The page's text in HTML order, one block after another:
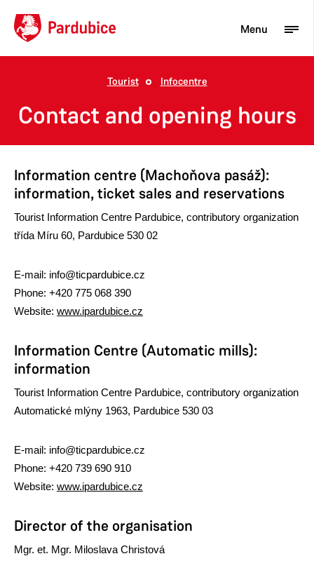
Tourist
Newcomer
Business
Tourist Infocentre
Contact and opening hours
Information centre (Machoňova pasáž):
information, ticket sales and reservations
Tourist Information Centre Pardubice, contributory organization
třída Míru 60, Pardubice 530 02
E-mail: info@ticpardubice.cz
Phone: +420 775 068 390
Website: www.ipardubice.cz
Information Centre (Automatic mills):
information
Tourist Information Centre Pardubice, contributory organization
Automatické mlýny 1963, Pardubice 530 03
E-mail: info@ticpardubice.cz
Phone: +420 739 690 910
Website: www.ipardubice.cz
Director of the organisation
Mgr. et. Mgr. Miloslava Christová
Menu